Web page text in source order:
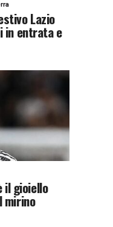
Lazio
in entrata e
il gioiello
mirino